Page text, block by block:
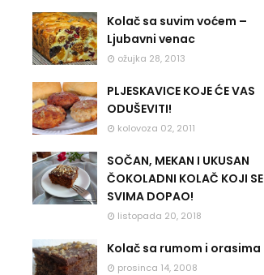
Kolač sa suvim voćem –
Ljubavni venac
ožujka 28, 2013
PLJESKAVICE KOJE ĆE VAS
ODUŠEVITI!
kolovoza 02, 2011
SOČAN, MEKAN I UKUSAN
ČOKOLADNI KOLAČ KOJI SE
SVIMA DOPAO!
listopada 20, 2018
Kolač sa rumom i orasima
prosinca 14, 2008